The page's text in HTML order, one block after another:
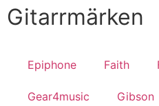
Gitarrmärken
Epiphone Faith
Gear4music Gibson